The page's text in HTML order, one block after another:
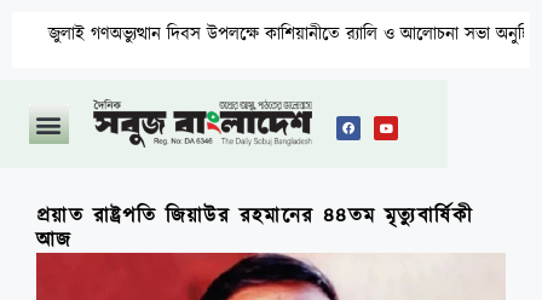
দিবস উপলক্ষে কাশিয়ানীতে র‍্যালি ও আলোচনা সভা অনুষ্ঠিত
প্রয়াত রাষ্ট্রপতি জিয়াউর রহমানের ৪৪তম মৃত্যুবার্ষিকী
আজ